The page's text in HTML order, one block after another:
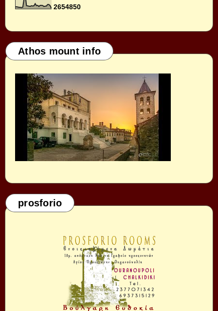
2654850
Athos mount info
prosforio